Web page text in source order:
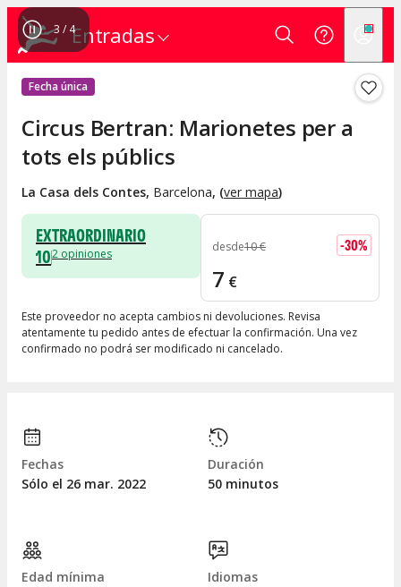
Entradas
4 / 4
Fecha única
Circus Bertran: Marionetes per a
tots els públics
La Casa dels Contes, Barcelona, (ver mapa)
EXTRAORDINARIO
102 opiniones desde10€ -30%
7 €
Este proveedor no acepta cambios ni devoluciones. Revisa
atentamente tu pedido antes de efectuar la confirmación. Una vez
confirmado no podrá ser modificado ni cancelado.
Fechas
Sólo el 26 mar. 2022
Duración
50 minutos
Edad mínima
Idiomas